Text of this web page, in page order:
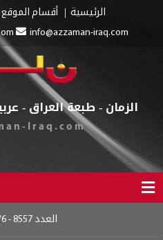
أقسام الموقع من نحن
info@azzaman-
- طبعة العراق - عربية
Iraq.com
| العمل